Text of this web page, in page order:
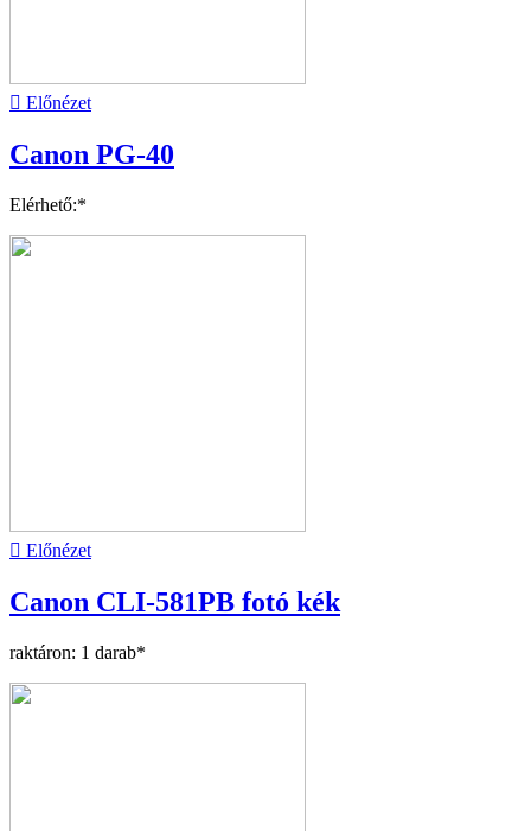
 Előnézet
Canon PG-40
Elérhető:*
 Előnézet
Canon CLI-581PB fotó kék
raktáron: 1 darab*